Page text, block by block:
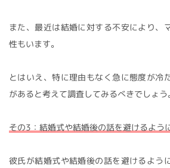
また、最近は結婚に対する不安により、
性もいます。
とはいえ、特に理由もなく急に態度が冷
があると考えて調査してみるべきでしょう。
その3：結婚式や結婚後の話を避けるよう
彼氏が結婚式や結婚後の話を避けるよう